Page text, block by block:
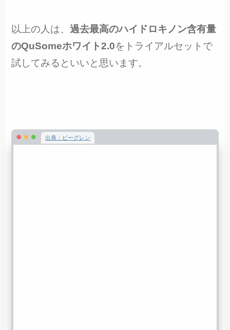
以上の人は、過去最高のハイドロキノン含有量
のQuSomeホワイト2.0をトライアルセットで
試してみるといいと思います。
出典：ビーグレン